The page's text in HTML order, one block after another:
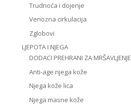
Trudnoća i dojenje
Venozna cirkulacija
Zglobovi
LJEPOTA I NJEGA
DODACI PREHRANI ZA MRŠAVLJENJE
Anti-age njega kože
Njega kože lica
Njega masne kože